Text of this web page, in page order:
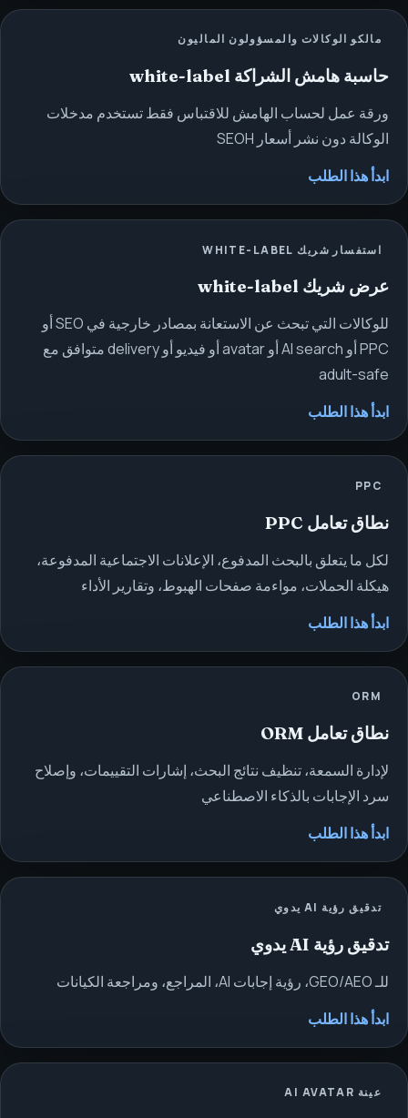
مالكو الوكالات والمسؤولون الماليون
حاسبة هامش الشراكة white-label
ورقة عمل لحساب الهامش للاقتباس فقط تستخدم مدخلات
الوكالة دون نشر أسعار SEOH
ابدأ هذا الطلب
استفسار شريك WHITE-LABEL
عرض شريك white-label
للوكالات التي تبحث عن الاستعانة بمصادر خارجية في SEO أو
PPC أو AI search أو avatar أو فيديو أو delivery متوافق مع
adult-safe
ابدأ هذا الطلب
PPC
نطاق تعامل PPC
لكل ما يتعلق بالبحث المدفوع، الإعلانات الاجتماعية المدفوعة،
هيكلة الحملات، مواءمة صفحات الهبوط، وتقارير الأداء
ابدأ هذا الطلب
ORM
نطاق تعامل ORM
لإدارة السمعة، تنظيف نتائج البحث، إشارات التقييمات، وإصلاح
سرد الإجابات بالذكاء الاصطناعي
ابدأ هذا الطلب
تدقيق رؤية AI يدوي
تدقيق رؤية AI يدوي
للـ GEO/AEO، رؤية إجابات AI، المراجع، ومراجعة الكيانات
ابدأ هذا الطلب
عينة AI AVATAR